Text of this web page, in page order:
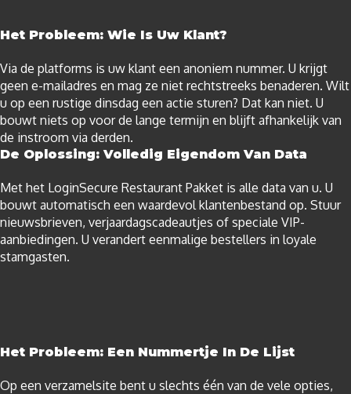
Het Probleem: Wie Is Uw Klant?
Via de platforms is uw klant een anoniem nummer. U krijgt
geen e-mailadres en mag ze niet rechtstreeks benaderen. Wilt
u op een rustige dinsdag een actie sturen? Dat kan niet. U
bouwt niets op voor de lange termijn en blijft afhankelijk van
de instroom via derden.
De Oplossing: Volledig Eigendom Van Data
Met het LoginSecure Restaurant Pakket is alle data van u. U
bouwt automatisch een waardevol klantenbestand op. Stuur
nieuwsbrieven, verjaardagscadeautjes of speciale VIP-
aanbiedingen. U verandert eenmalige bestellers in loyale
stamgasten.​
Het Probleem: Een Nummertje In De Lijst
Op een verzamelsite bent u slechts één van de vele opties,